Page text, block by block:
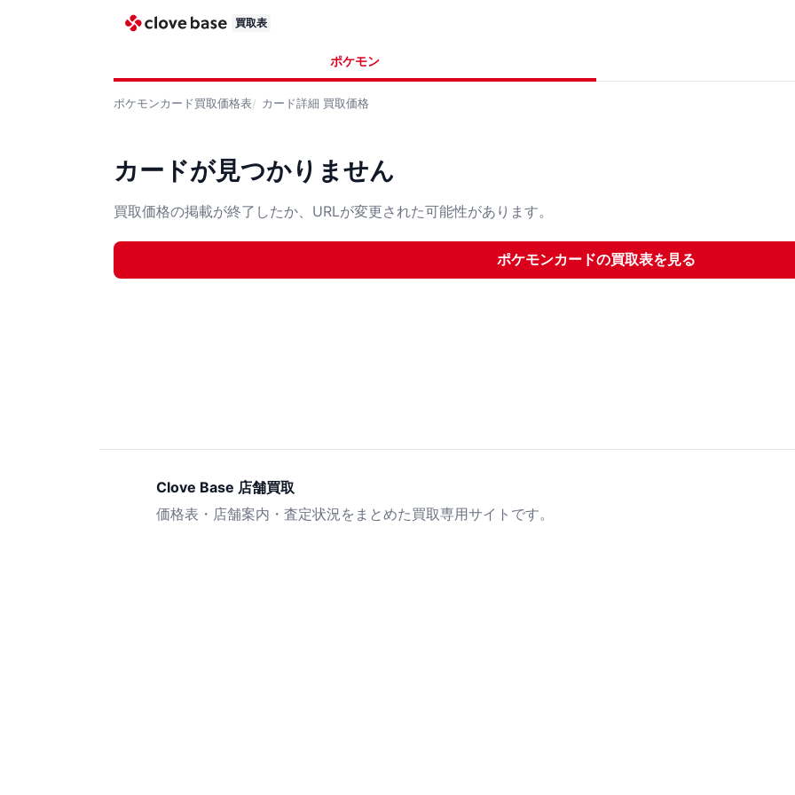
買取表
ポケモン
ポケモンカード買取価格表 カード詳細 買取価格
カードが見つかりません
買取価格の掲載が終了したか、URLが変更された可能性があります。
ポケモンカードの買取表を見る
Clove Base 店舗買取
価格表・店舗案内・査定状況をまとめた買取専用サイトです。